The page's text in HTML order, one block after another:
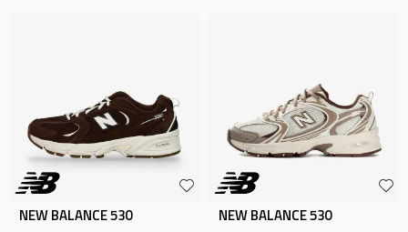
NEW BALANCE 530 NEW BALANCE 530